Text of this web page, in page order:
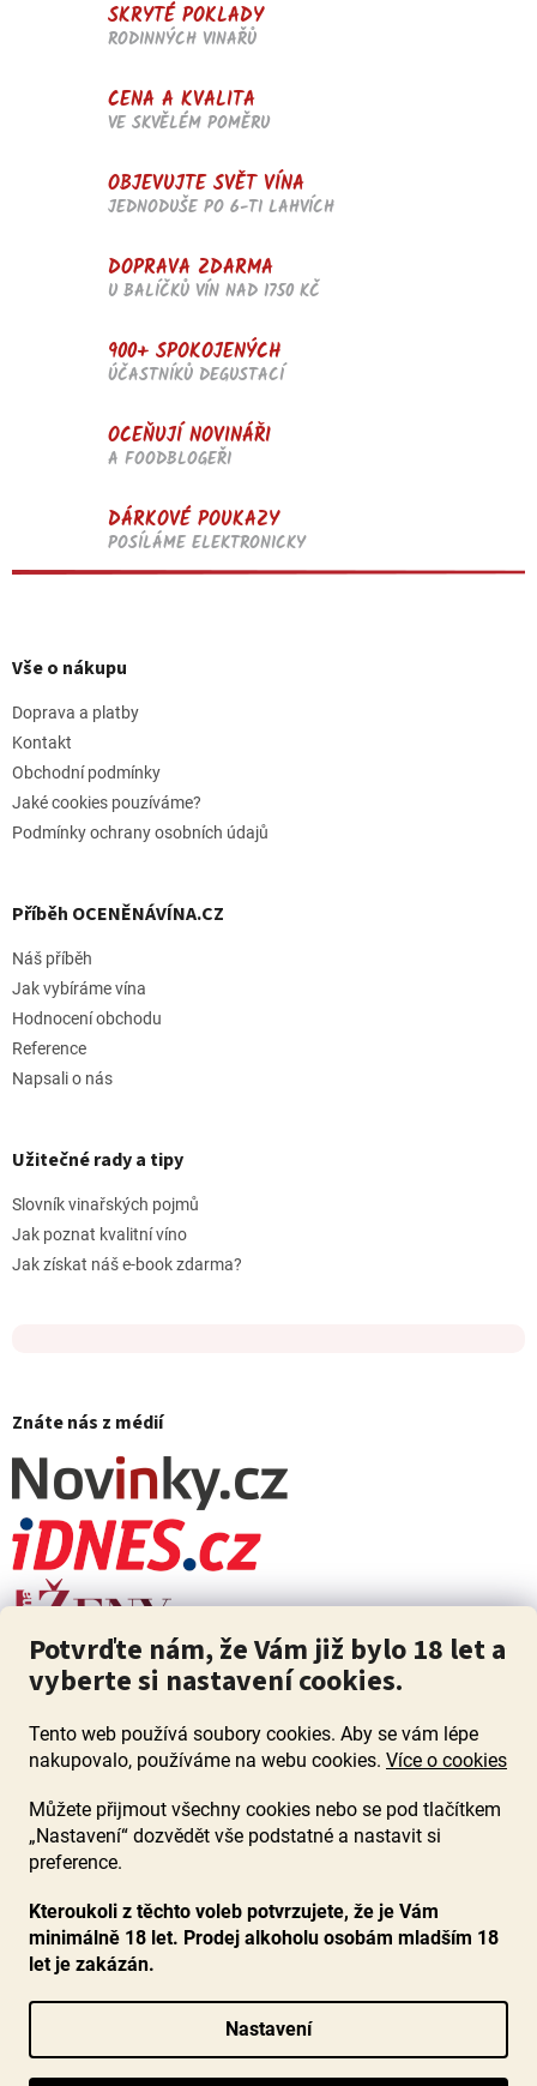
Potvrďte nám, že Vám již bylo 18 let a
vyberte si nastavení cookies.
Tento web používá soubory cookies. Aby se vám lépe
nakupovalo, používáme na webu cookies. Více o cookies
Můžete přijmout všechny cookies nebo se pod tlačítkem
„Nastavení“ dozvědět vše podstatné a nastavit si
preference.
Kteroukoli z těchto voleb potvrzujete, že je Vám
minimálně 18 let. Prodej alkoholu osobám mladším 18
let je zakázán.
Nastavení
SKRYTÉ POKLADY
RODINNÝCH VINAŘŮ
CENA A KVALITA
VE SKVĚLÉM POMĚRU
OBJEVUJTE SVĚT VÍNA
JEDNODUŠE PO 6-TI LAHVÍCH
DOPRAVA ZDARMA
U BALÍČKŮ VÍN NAD 1750 KČ
900+ SPOKOJENÝCH
ÚČASTNÍKŮ DEGUSTACÍ
OCEŇUJÍ NOVINÁŘI
A FOODBLOGEŘI
DÁRKOVÉ POUKAZY
POSÍLÁME ELEKTRONICKY
pVše o nákupu
Doprava a platby
Kontakt
Obchodní podmínky
Jaké cookies pouzíváme?
Podmínky ochrany osobních údajů
Příběh OCENĚNÁVÍNA.CZ
Náš příběh
Jak vybíráme vína
Hodnocení obchodu
Reference
Napsali o nás
Užitečné rady a tipy
Slovník vinařských pojmů
Jak poznat kvalitní víno
Jak získat náš e-book zdarma?
Znáte nás z médií
ZÁKAZ PRODEJE ALKOHOLU OSOBÁM MLADŠÍM 18 LET. Pijte s
mírou i když pijete s Mírou.